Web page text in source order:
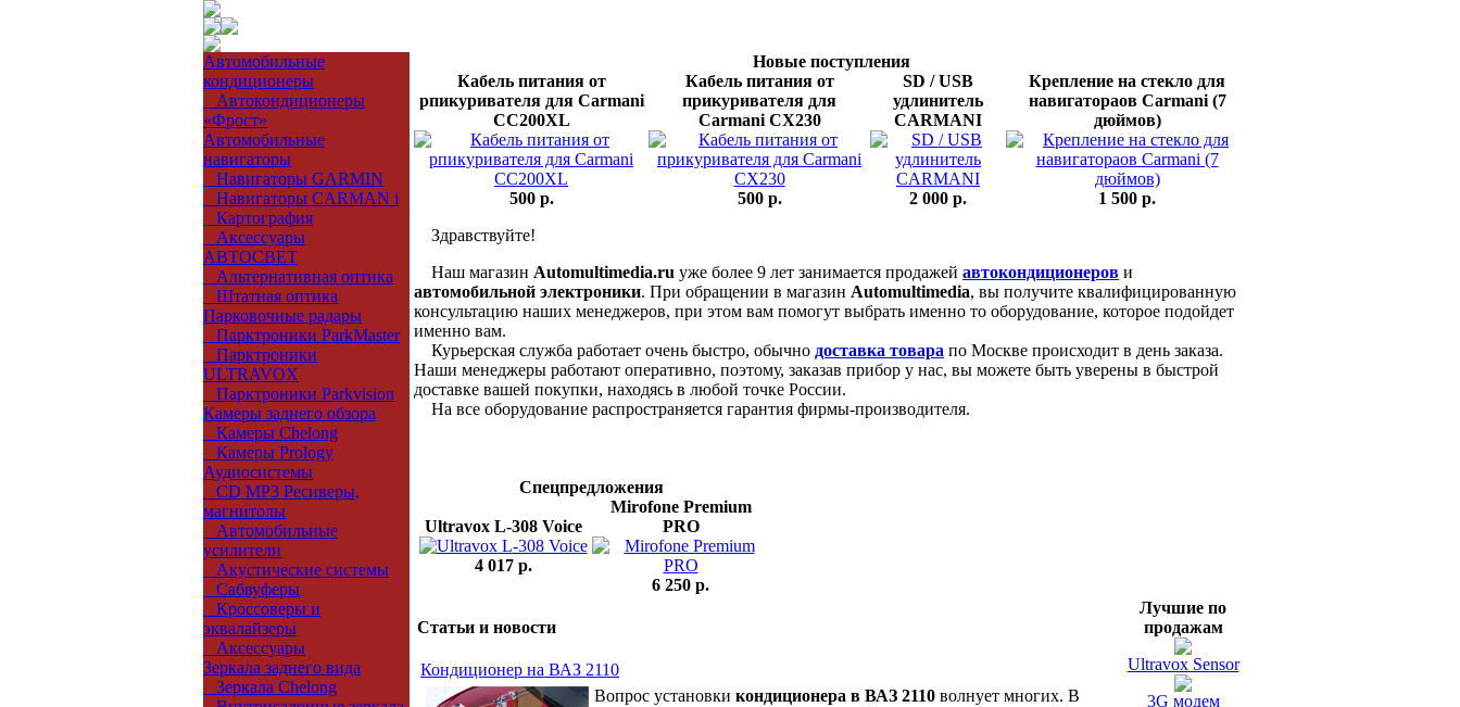
Автомобильные
кондиционеры
Автокондиционеры
«Фрост»
Автомобильные
навигаторы
Навигаторы GARMIN
Навигаторы CARMAN i
Картография
Аксессуары
АВТОСВЕТ
Альтернативная оптика
Штатная оптика
Парковочные радары
Парктроники ParkMaster
Парктроники
ULTRAVOX
Парктроники Parkvision
Камеры заднего обзора
Камеры Chelong
Камеры Prology
Аудиосистемы
CD MP3 Ресиверы,
магнитолы
Автомобильные
усилители
Акустические системы
Сабвуферы
Кроссоверы и
эквалайзеры
Аксессуары
Зеркала заднего вида
Зеркала Chelong
Новые поступления
Кабель питания от
рпикуривателя для Carmani
CC200XL
500 p.
Кабель питания от
прикуривателя для
Carmani CX230
500 p.
SD / USB
удлинитель
CARMANI
2 000 p.
Крепление на стекло для
навигатораов Carmani (7
дюймов)
1 500 p.
Здравствуйте!
Наш магазин Automultimedia.ru уже более 9 лет занимается продажей автокондиционеров и
автомобильной электроники. При обращении в магазин Automultimedia, вы получите квалифицированную
консультацию наших менеджеров, при этом вам помогут выбрать именно то оборудование, которое подойдет
именно вам.
Курьерская служба работает очень быстро, обычно доставка товара по Москве происходит в день заказа.
Наши менеджеры работают оперативно, поэтому, заказав прибор у нас, вы можете быть уверены в быстрой
доставке вашей покупки, находясь в любой точке России.
На все оборудование распространяется гарантия фирмы-производителя.
Спецпредложения
Ultravox L-308 Voice
4 017 p.
Mirofone Premium
PRO
6 250 p.
Статьи и новости
Кондиционер на ВАЗ 2110
Вопрос установки кондиционера в ВАЗ 2110 волнует многих. В
Лучшие по
продажам
Ultravox Sensor
3G модем